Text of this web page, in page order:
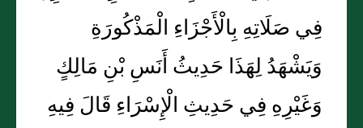
فِي صَلَاتِهِ بِالْأَجْزَاءِ الْمَذْكُورَةِ
وَيَشْهَدُ لِهَذَا حَدِيثُ أَنَسِ بْنِ مَالِكٍ
وَغَيْرِهِ فِي حَدِيثِ الْإِسْرَاءِ قَالَ فِيهِ